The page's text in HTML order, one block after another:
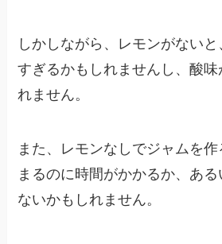
しかしながら、レモンがない
すぎるかもしれませんし、酸味
れません。
また、レモンなしでジャムを
まるのに時間がかかるか、あ
ないかもしれません。